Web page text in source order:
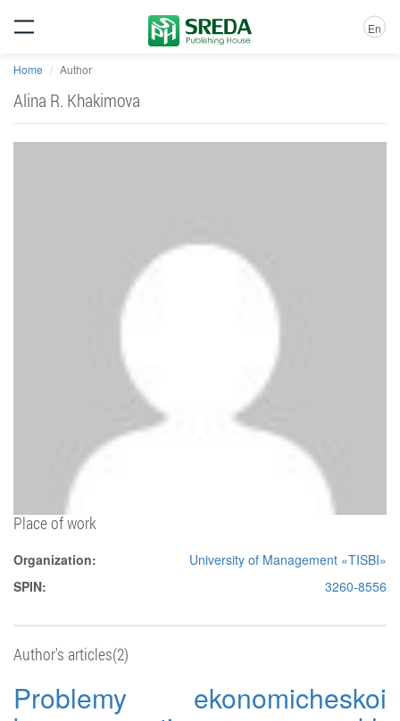
En
Home Author
Alina R. Khakimova
Place of work
Organization:
University of Management «TISBI»
SPIN:
3260-8556
Author's articles(2)
Problemy ekonomicheskoi